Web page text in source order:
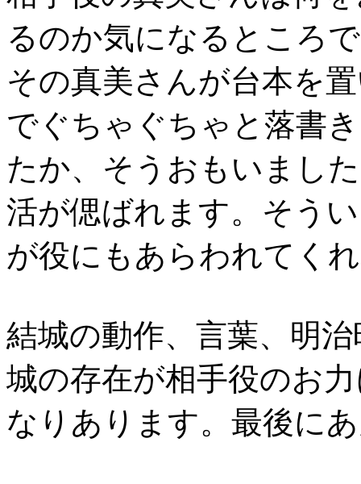
るのか気になるところ
その真美さんが台本を
でぐちゃぐちゃと落書
たか、そうおもいまし
活が偲ばれます。そう
が役にもあらわれてく
結城の動作、言葉、明
城の存在が相手役のお
なりあります。最後に